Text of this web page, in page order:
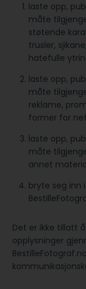
laste opp,
måte
støtende
trusler,
hatefulle
laste opp,
måte
reklame,
former for
laste opp,
måte
annet
bryte seg inn
Det er ikke tillatt
opplysninger